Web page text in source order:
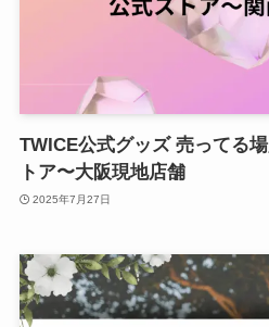
TWICE公式グッズ 売ってる
トア〜大阪現地店舗
2025年7月27日